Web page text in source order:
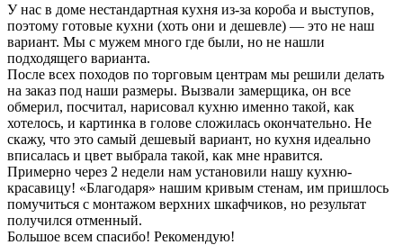
У нас в доме нестандартная кухня из-за короба и выступов,
поэтому готовые кухни (хоть они и дешевле) — это не наш
вариант. Мы с мужем много где были, но не нашли
подходящего варианта.
После всех походов по торговым центрам мы решили делать
на заказ под наши размеры. Вызвали замерщика, он все
обмерил, посчитал, нарисовал кухню именно такой, как
хотелось, и картинка в голове сложилась окончательно. Не
скажу, что это самый дешевый вариант, но кухня идеально
вписалась и цвет выбрала такой, как мне нравится.
Примерно через 2 недели нам установили нашу кухню-
красавицу! «Благодаря» нашим кривым стенам, им пришлось
помучиться с монтажом верхних шкафчиков, но результат
получился отменный.
Большое всем спасибо! Рекомендую!